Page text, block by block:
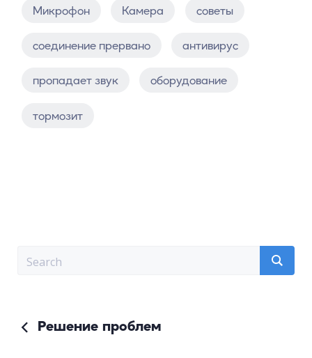
Микрофон
Камера
советы
соединение прервано
антивирус
пропадает звук
оборудование
тормозит
Решение проблем